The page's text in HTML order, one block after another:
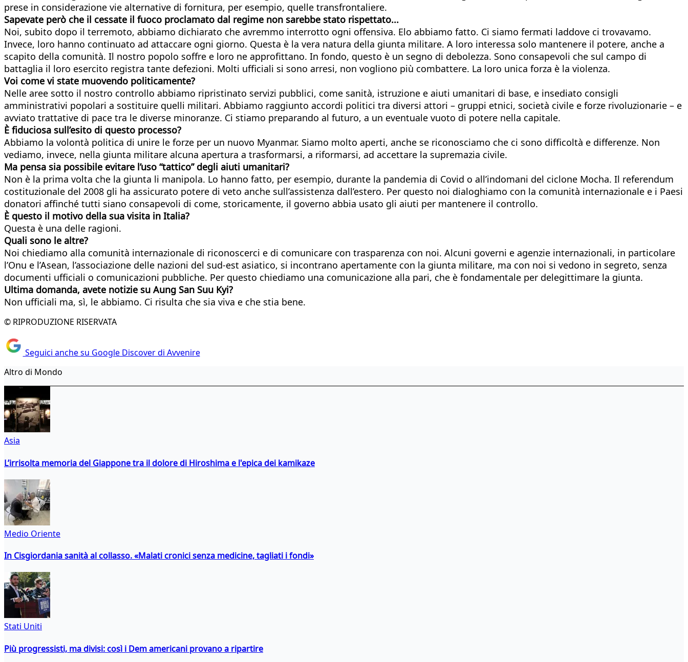
prese in considerazione vie alternative di fornitura, per esempio, quelle transfrontaliere.
Sapevate però che il cessate il fuoco proclamato dal regime non sarebbe stato rispettato...
Noi, subito dopo il terremoto, abbiamo dichiarato che avremmo interrotto ogni offensiva. Elo abbiamo fatto. Ci siamo fermati laddove ci trovavamo.
Invece, loro hanno continuato ad attaccare ogni giorno. Questa è la vera natura della giunta militare. A loro interessa solo mantenere il potere, anche a
scapito della comunità. Il nostro popolo soffre e loro ne approfittano. In fondo, questo è un segno di debolezza. Sono consapevoli che sul campo di
battaglia il loro esercito registra tante defezioni. Molti ufficiali si sono arresi, non vogliono più combattere. La loro unica forza è la violenza.
Voi come vi state muovendo politicamente?
Nelle aree sotto il nostro controllo abbiamo ripristinato servizi pubblici, come sanità, istruzione e aiuti umanitari di base, e insediato consigli
amministrativi popolari a sostituire quelli militari. Abbiamo raggiunto accordi politici tra diversi attori – gruppi etnici, società civile e forze rivoluzionarie – e
avviato trattative di pace tra le diverse minoranze. Ci stiamo preparando al futuro, a un eventuale vuoto di potere nella capitale.
È fiduciosa sull’esito di questo processo?
Abbiamo la volontà politica di unire le forze per un nuovo Myanmar. Siamo molto aperti, anche se riconosciamo che ci sono difficoltà e differenze. Non
vediamo, invece, nella giunta militare alcuna apertura a trasformarsi, a riformarsi, ad accettare la supremazia civile.
Ma pensa sia possibile evitare l’uso “tattico” degli aiuti umanitari?
Non è la prima volta che la giunta li manipola. Lo hanno fatto, per esempio, durante la pandemia di Covid o all’indomani del ciclone Mocha. Il referendum
costituzionale del 2008 gli ha assicurato potere di veto anche sull’assistenza dall’estero. Per questo noi dialoghiamo con la comunità internazionale e i Paesi
donatori affinché tutti siano consapevoli di come, storicamente, il governo abbia usato gli aiuti per mantenere il controllo.
È questo il motivo della sua visita in Italia?
Questa è una delle ragioni.
Quali sono le altre?
Noi chiediamo alla comunità internazionale di riconoscerci e di comunicare con trasparenza con noi. Alcuni governi e agenzie internazionali, in particolare
l’Onu e l’Asean, l’associazione delle nazioni del sud-est asiatico, si incontrano apertamente con la giunta militare, ma con noi si vedono in segreto, senza
documenti ufficiali o comunicazioni pubbliche. Per questo chiediamo una comunicazione alla pari, che è fondamentale per delegittimare la giunta.
Ultima domanda, avete notizie su Aung San Suu Kyi?
Non ufficiali ma, sì, le abbiamo. Ci risulta che sia viva e che stia bene.
© RIPRODUZIONE RISERVATA
Seguici anche su Google Discover di Avvenire
Altro di Mondo
Asia
L’irrisolta memoria del Giappone tra il dolore di Hiroshima e l'epica dei kamikaze
Medio Oriente
In Cisgiordania sanità al collasso. «Malati cronici senza medicine, tagliati i fondi»
Stati Uniti
Più progressisti, ma divisi: così i Dem americani provano a ripartire